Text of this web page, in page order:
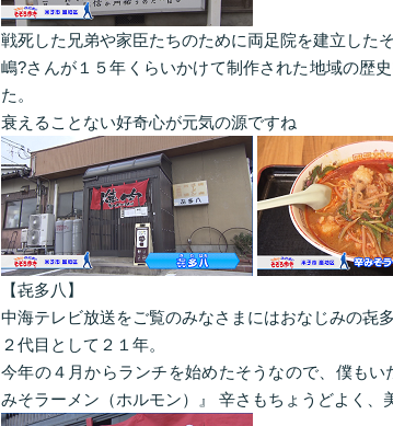
戦死した兄弟や家臣たちのために両足院を建立したそ
嶋?さんが１５年くらいかけて制作された地域の歴
た。
衰えることない好奇心が元気の源ですね
【㐂多八】
中海テレビ放送をご覧のみなさまにはおなじみの㐂
２代目として２１年。
今年の４月からランチを始めたそうなので、僕も
みそラーメン（ホルモン）』 辛さもちょうどよく、